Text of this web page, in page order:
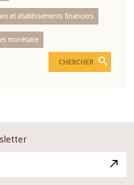
et établissements financiers
monétaire